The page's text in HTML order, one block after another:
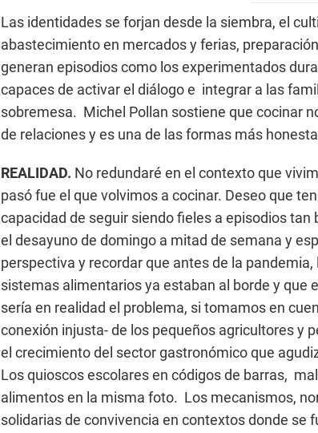
Las identidades se forjan desde la siembra, el
abastecimiento en mercados y ferias,
generan episodios como los experimentados
capaces de activar el diálogo e integrar a las
sobremesa. Michel Pollan sostiene que cocinar
de relaciones y es una de las formas más
REALIDAD. No redundaré en el contexto que
pasó fue el que volvimos a cocinar. Deseo que
capacidad de seguir siendo fieles a episodios
el desayuno de domingo a mitad de semana y
perspectiva y recordar que antes de la
sistemas alimentarios ya estaban al borde y que
sería en realidad el problema, si tomamos en
conexión injusta- de los pequeños agricultores y
el crecimiento del sector gastronómico que
Los quioscos escolares en códigos de barras,
alimentos en la misma foto. Los mecanismos,
solidarias de convivencia en contextos donde se